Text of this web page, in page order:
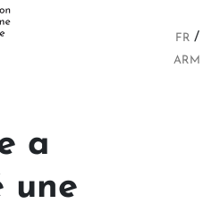
FR
ARM
a
une